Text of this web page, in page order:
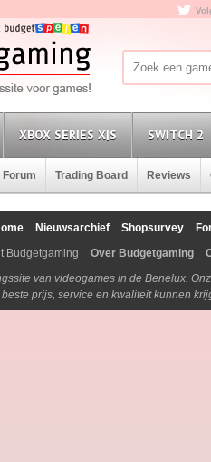
XBOX SERIES X|S SWITCH 2
Forum Trading Board Reviews
Nieuwsarchief Shopsurvey
Budgetgaming
Over Budgetgaming
van videogames in de Benelux.
prijs, service en kwaliteit kunnen